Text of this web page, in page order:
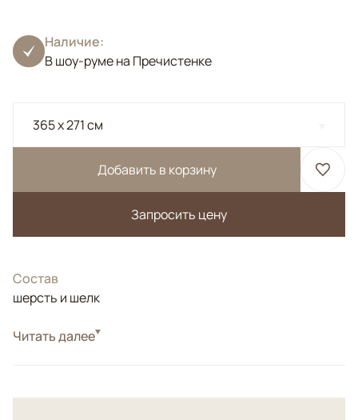
Наличие:
В шоу-руме на Пречистенке
365 x 271 см
Добавить в корзину
Запросить цену
Состав
шерсть и шелк
СтильДизайнерские
орнамента. Соткан из премиум шерсти и шелка в
Читать далее